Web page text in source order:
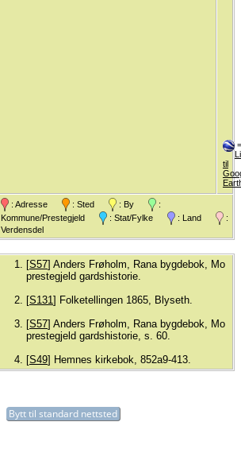
=
til
: Adresse : Sted : By
:
Kommune/Prestegjeld
: Stat/Fylke : Land
:
Verdensdel
[S57] Anders Frøholm, Rana bygdebok, Mo
prestegjeld gardshistorie.
[S131] Folketellingen 1865, Blyseth.
[S57] Anders Frøholm, Rana bygdebok, Mo
prestegjeld gardshistorie, s. 60.
[S49] Hemnes kirkebok, 852a9-413.
Bytt til standard nettsted